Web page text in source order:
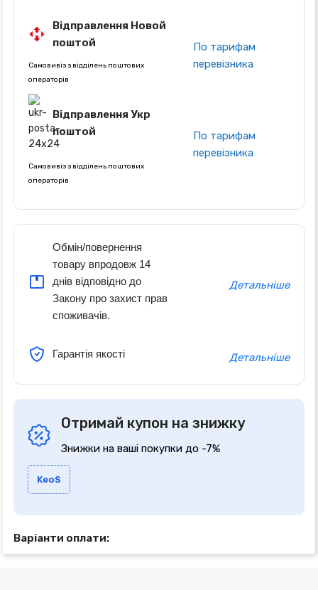
Відправлення Новой
поштой
Самовивіз з відділень поштових
операторів
По тарифам
перевізника
Відправлення Укр
поштой
Самовивіз з відділень поштових
операторів
По тарифам
перевізника
Обмін/повернення
товару впродовж 14
днів відповідно до
Закону про захист прав
споживачів.
Детальніше
Гарантія якості Детальніше
Отримай купон на знижку
Знижки на ваші покупки до -7%
KeoS
Варіанти оплати: